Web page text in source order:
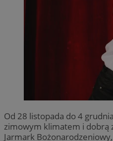
Od 28 listopada do 4
zimowym klimatem i dobrą
Jarmark